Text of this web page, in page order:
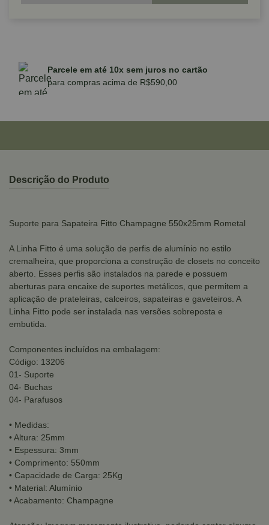
Parcele em até 10x sem juros no cartão
para compras acima de R$590,00
Descrição do Produto
Suporte para Sapateira Fitto Champagne 550x25mm Rometal
A Linha Fitto é uma solução de perfis de alumínio no estilo
cremalheira, que proporciona a construção de closets no conceito
aberto. Esses perfis são instalados na parede e possuem
aberturas para encaixe de suportes metálicos, que permitem a
aplicação de prateleiras, calceiros, sapateiras e gaveteiros. A
Linha Fitto pode ser instalada nas versões sobreposta e
embutida.
Componentes incluídos na embalagem:
Código: 13206
01- Suporte
04- Buchas
04- Parafusos
• Medidas:
• Altura: 25mm
• Espessura: 3mm
• Comprimento: 550mm
• Capacidade de Carga: 25Kg
• Material: Alumínio
• Acabamento: Champagne